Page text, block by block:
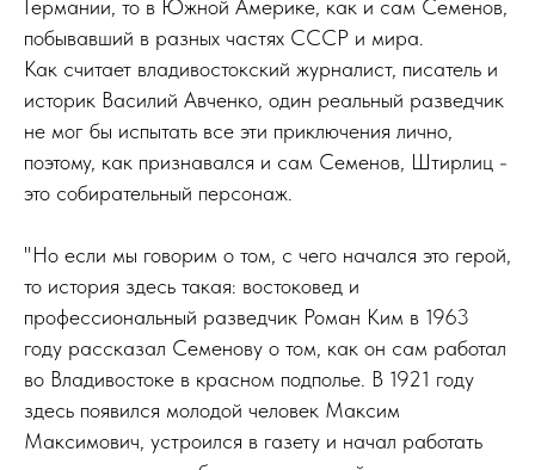
Германии, то в Южной Америке, как и сам Семенов,
побывавший в разных частях СССР и мира.
Как считает владивостокский журналист, писатель и
историк Василий Авченко, один реальный разведчик
не мог бы испытать все эти приключения лично,
поэтому, как признавался и сам Семенов, Штирлиц -
это собирательный персонаж.
"Но если мы говорим о том, с чего начался это герой,
то история здесь такая: востоковед и
профессиональный разведчик Роман Ким в 1963
году рассказал Семенову о том, как он сам работал
во Владивостоке в красном подполье. В 1921 году
здесь появился молодой человек Максим
Максимович, устроился в газету и начал работать